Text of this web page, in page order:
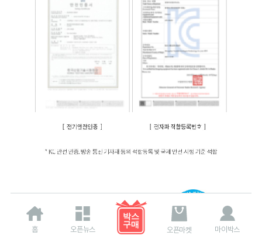
홈 오픈뉴스 오픈마켓 마이박스